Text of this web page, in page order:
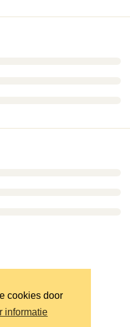
cookies door
informatie